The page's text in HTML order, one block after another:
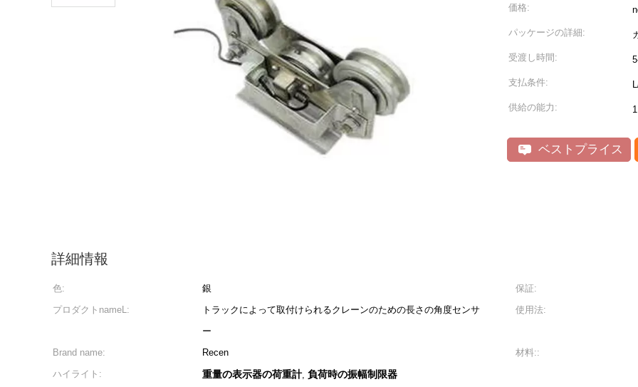
価格:
パッケージの詳細:
受渡し時間:
支払条件:
供給の能力:
ベストプライス
詳細情報
色: 銀 保証:
プロダクトnameL:
トラックによって取付けられるクレーンのための長さの角度センサ
ー
使用法:
Brand name: Recen 材料::
ハイライト:
重量の表示器の荷重計, 負荷時の振幅制限器